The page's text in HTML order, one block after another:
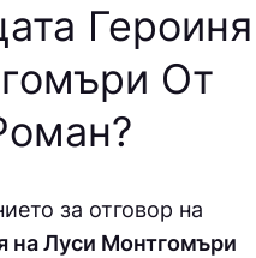
Героиня
От
?
за отговор на
на Луси Монтгомъри